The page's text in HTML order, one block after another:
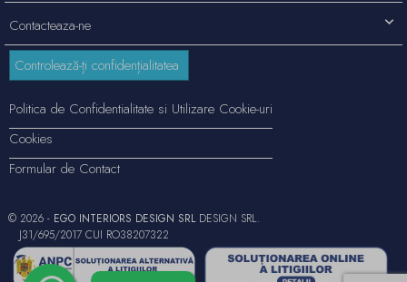
Contacteaza-ne
Controlează-ți confidențialitatea
Politica de Confidentialitate si Utilizare Cookie-uri
Cookies
Formular de Contact
© 2026 - EGO INTERIORS DESIGN SRLDESIGN SRL.
J31/695/2017 CUI RO38207322